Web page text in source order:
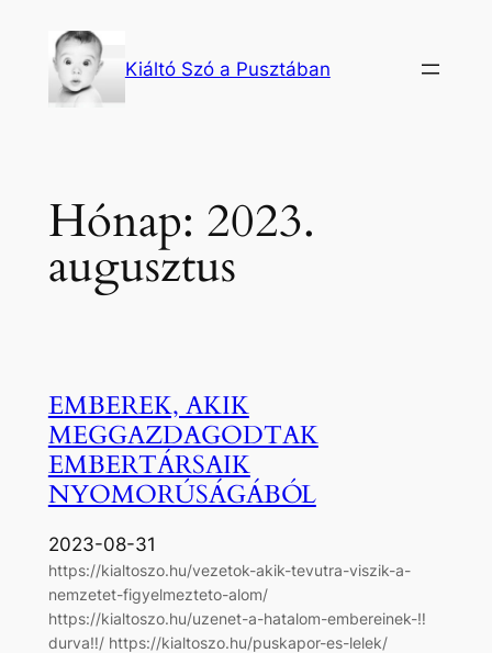
tartalomhoz
Kiáltó Szó a Pusztában
Hónap: 2023.
augusztus
EMBEREK, AKIK
MEGGAZDAGODTAK
EMBERTÁRSAIK
NYOMORÚSÁGÁBÓL
2023-08-31
https://kialtoszo.hu/vezetok-akik-tevutra-viszik-a-
nemzetet-figyelmezteto-alom/
https://kialtoszo.hu/uzenet-a-hatalom-embereinek-‼
durva‼/ https://kialtoszo.hu/puskapor-es-lelek/